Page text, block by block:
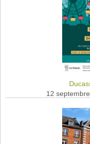
12